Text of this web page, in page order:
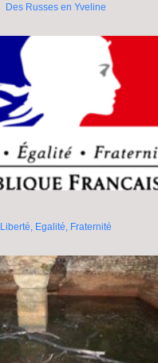
Des Russes en Yveline
Liberté, Egalité, Fraternité